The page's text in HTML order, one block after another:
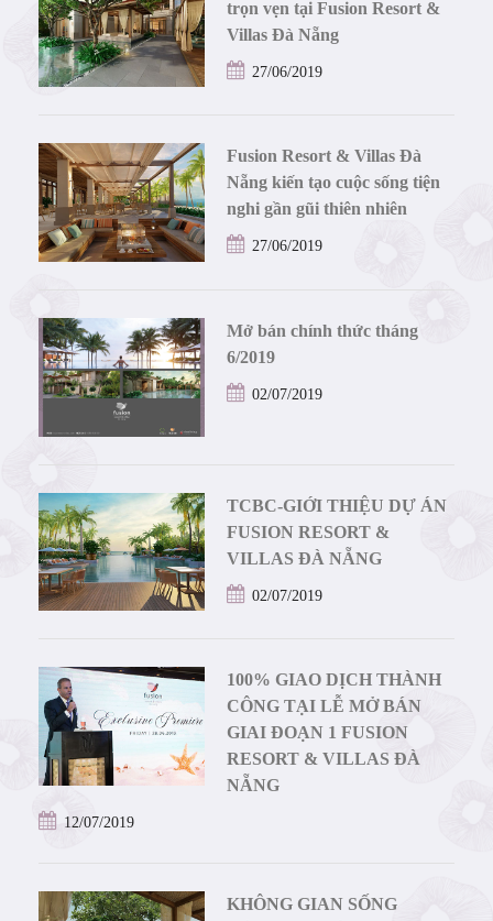
trọn vẹn tại Fusion Resort &
Villas Đà Nẵng
27/06/2019
Fusion Resort & Villas Đà
Nẵng kiến tạo cuộc sống tiện
nghi gần gũi thiên nhiên
27/06/2019
Mở bán chính thức tháng
6/2019
02/07/2019
TCBC-GIỚI THIỆU DỰ ÁN
FUSION RESORT &
VILLAS ĐÀ NẴNG
02/07/2019
100% GIAO DỊCH THÀNH
CÔNG TẠI LỄ MỞ BÁN
GIAI ĐOẠN 1 FUSION
RESORT & VILLAS ĐÀ
NẴNG
12/07/2019
KHÔNG GIAN SỐNG